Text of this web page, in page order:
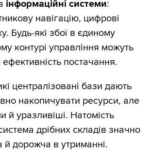
інформаційні системи:
навігацію, цифрові
Будь-які збої в єдиному
контурі управління можуть
ефективність постачання.
централізовані бази дають
накопичувати ресурси, але
й уразливіші. Натомість
дрібних складів значно
й дорожча в утриманні.